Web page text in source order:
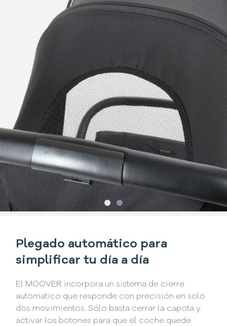
SlideSlide 2
Plegado automático para
simplificar tu día a día
El MOOVER incorpora un sistema de cierre
automatico que responde con precisión en solo
dos movimientos. Sólo basta cerrar la capota y
activar los botones para que el coche quede